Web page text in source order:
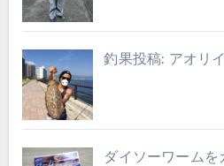
釣果投稿: アオリ
ダイソーワームを